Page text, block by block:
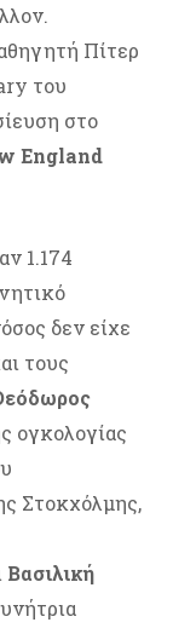
Πίτερ
του
στο
England
1.174
δεν είχε
τους
ογκολογίας
Στοκχόλμης,
Βασιλική